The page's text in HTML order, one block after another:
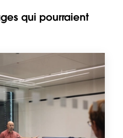
qui pourraient